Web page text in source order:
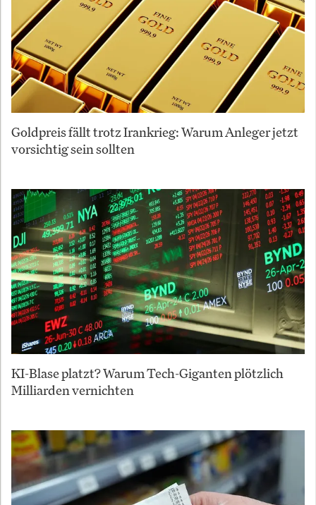
Goldpreis fällt trotz Irankrieg: Warum Anleger jetzt
vorsichtig sein sollten
KI-Blase platzt? Warum Tech-Giganten plötzlich
Milliarden vernichten